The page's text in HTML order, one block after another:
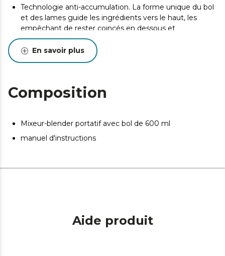
Technologie anti-accumulation. La forme unique du bol
et des lames guide les ingrédients vers le haut, les
empêchant de rester coincés en dessous et
garantissant une texture uniforme.
Chargement pratique avec port USB de type C.
quelques secondes.
Flux d'air optimisé pour une performance durable. Sa
conception interne empêche la surchauffe, protégeant
ainsi les composants et garantissant une durée de vie
En savoir plus
Composition
Mixeur-blender portatif avec bol de 600 ml
manuel d'instructions
Aide produit